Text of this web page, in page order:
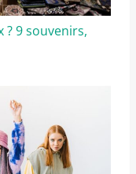
9 souvenirs,